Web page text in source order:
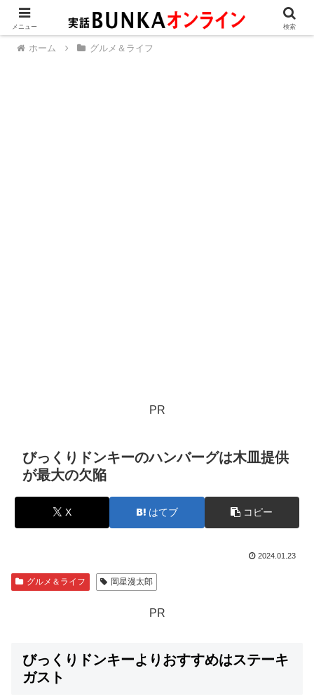
ホーム グルメ＆ライフ
PR
びっくりドンキーのハンバーグは木皿提供
が最大の欠陥
X はてブ コピー
2024.01.23
グルメ＆ライフ 岡星漫太郎
PR
びっくりドンキーよりおすすめはステーキ
ガスト
メニュー 検索